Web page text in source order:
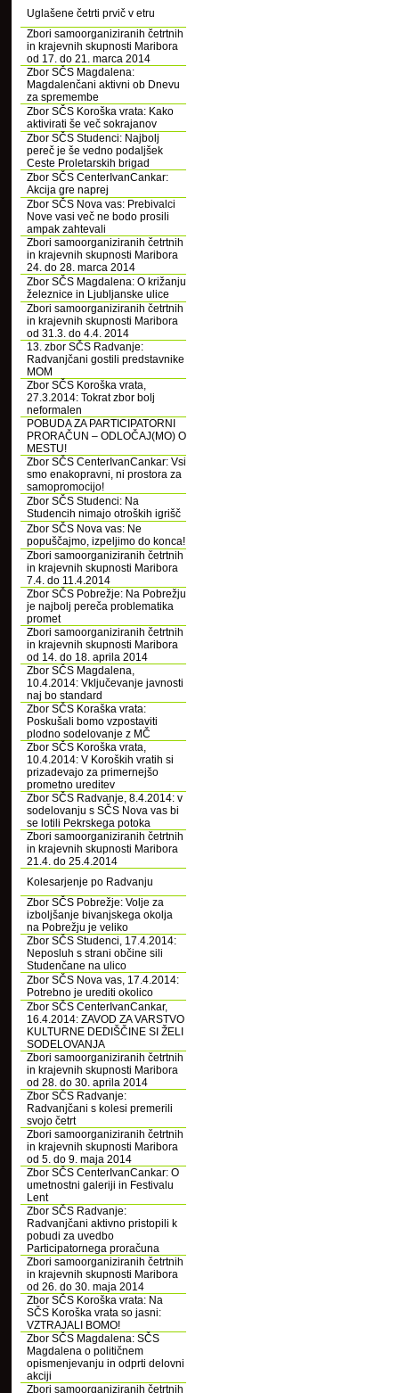
Uglašene četrti prvič v etru
Zbori samoorganiziranih četrtnih
in krajevnih skupnosti Maribora
od 17. do 21. marca 2014
Zbor SČS Magdalena:
Magdalenčani aktivni ob Dnevu
za spremembe
Zbor SČS Koroška vrata: Kako
aktivirati še več sokrajanov
Zbor SČS Studenci: Najbolj
pereč je še vedno podaljšek
Ceste Proletarskih brigad
Zbor SČS CenterIvanCankar:
Akcija gre naprej
Zbor SČS Nova vas: Prebivalci
Nove vasi več ne bodo prosili
ampak zahtevali
Zbori samoorganiziranih četrtnih
in krajevnih skupnosti Maribora
24. do 28. marca 2014
Zbor SČS Magdalena: O križanju
železnice in Ljubljanske ulice
Zbori samoorganiziranih četrtnih
in krajevnih skupnosti Maribora
od 31.3. do 4.4. 2014
13. zbor SČS Radvanje:
Radvanjčani gostili predstavnike
MOM
Zbor SČS Koroška vrata,
27.3.2014: Tokrat zbor bolj
neformalen
POBUDA ZA PARTICIPATORNI
PRORAČUN – ODLOČAJ(MO) O
MESTU!
Zbor SČS CenterIvanCankar: Vsi
smo enakopravni, ni prostora za
samopromocijo!
Zbor SČS Studenci: Na
Studencih nimajo otroških igrišč
Zbor SČS Nova vas: Ne
popuščajmo, izpeljimo do konca!
Zbori samoorganiziranih četrtnih
in krajevnih skupnosti Maribora
7.4. do 11.4.2014
Zbor SČS Pobrežje: Na Pobrežju
je najbolj pereča problematika
promet
Zbori samoorganiziranih četrtnih
in krajevnih skupnosti Maribora
od 14. do 18. aprila 2014
Zbor SČS Magdalena,
10.4.2014: Vključevanje javnosti
naj bo standard
Zbor SČS Koraška vrata:
Poskušali bomo vzpostaviti
plodno sodelovanje z MČ
Zbor SČS Koroška vrata,
10.4.2014: V Koroških vratih si
prizadevajo za primernejšo
prometno ureditev
Zbor SČS Radvanje, 8.4.2014: v
sodelovanju s SČS Nova vas bi
se lotili Pekrskega potoka
Zbori samoorganiziranih četrtnih
in krajevnih skupnosti Maribora
21.4. do 25.4.2014
Kolesarjenje po Radvanju
Zbor SČS Pobrežje: Volje za
izboljšanje bivanjskega okolja
na Pobrežju je veliko
Zbor SČS Studenci, 17.4.2014:
Neposluh s strani občine sili
Studenčane na ulico
Zbor SČS Nova vas, 17.4.2014:
Potrebno je urediti okolico
Zbor SČS CenterIvanCankar,
16.4.2014: ZAVOD ZA VARSTVO
KULTURNE DEDIŠČINE SI ŽELI
SODELOVANJA
Zbori samoorganiziranih četrtnih
in krajevnih skupnosti Maribora
od 28. do 30. aprila 2014
Zbor SČS Radvanje:
Radvanjčani s kolesi premerili
svojo četrt
Zbori samoorganiziranih četrtnih
in krajevnih skupnosti Maribora
od 5. do 9. maja 2014
Zbor SČS CenterIvanCankar: O
umetnostni galeriji in Festivalu
Lent
Zbor SČS Radvanje:
Radvanjčani aktivno pristopili k
pobudi za uvedbo
Participatornega proračuna
Zbori samoorganiziranih četrtnih
in krajevnih skupnosti Maribora
od 26. do 30. maja 2014
Zbor SČS Koroška vrata: Na
SČS Koroška vrata so jasni:
VZTRAJALI BOMO!
Zbor SČS Magdalena: SČS
Magdalena o političnem
opismenjevanju in odprti delovni
akciji
Zbori samoorganiziranih četrtnih